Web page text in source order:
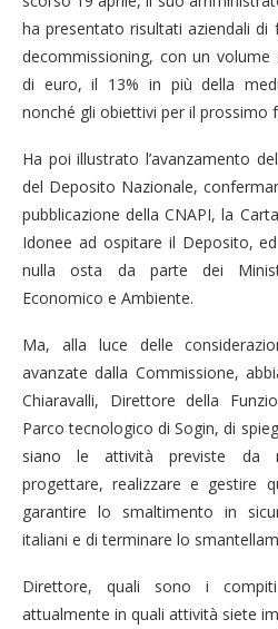
ha presentato risultati aziendali
decommissioning, con un
di euro, il 13% in più della
nonché gli obiettivi per il prossimo
Ha poi illustrato l’avanzamento
del Deposito Nazionale,
pubblicazione della CNAPI, la
Idonee ad ospitare il Deposito,
nulla osta da parte dei
Economico e Ambiente.
Ma, alla luce delle
avanzate dalla Commissione,
Chiaravalli, Direttore della
Parco tecnologico di Sogin, di
siano le attività previste da
progettare, realizzare e gestire
garantire lo smaltimento in
italiani e di terminare lo
Direttore, quali sono i
attualmente in quali attività siete